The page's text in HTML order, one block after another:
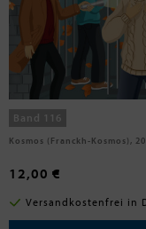
Vogel, Kirsten
Die drei !!!,116,
alten Friedhofs
Band 116
Kosmos (Franckh-Kosmos),
12,00 €
Versandkostenfrei in